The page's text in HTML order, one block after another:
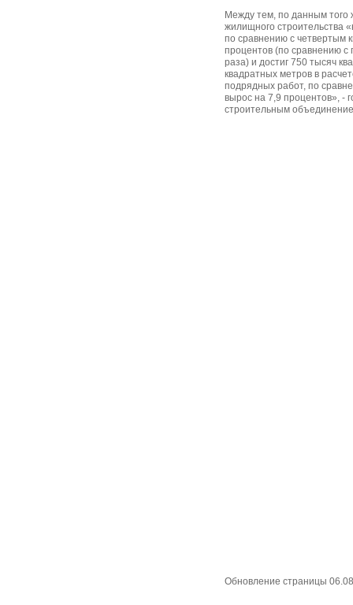
Между тем, по данным того
жилищного строительства
по сравнению с четвертым
процентов (по сравнению с
раза) и достиг 750 тысяч
квадратных метров в
подрядных работ, по
вырос на 7,9 процентов», -
строительным
Обновление страницы